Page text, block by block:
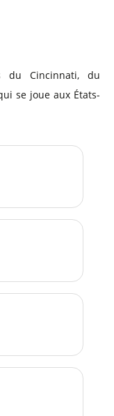
du Cincinnati, du
se joue aux États-